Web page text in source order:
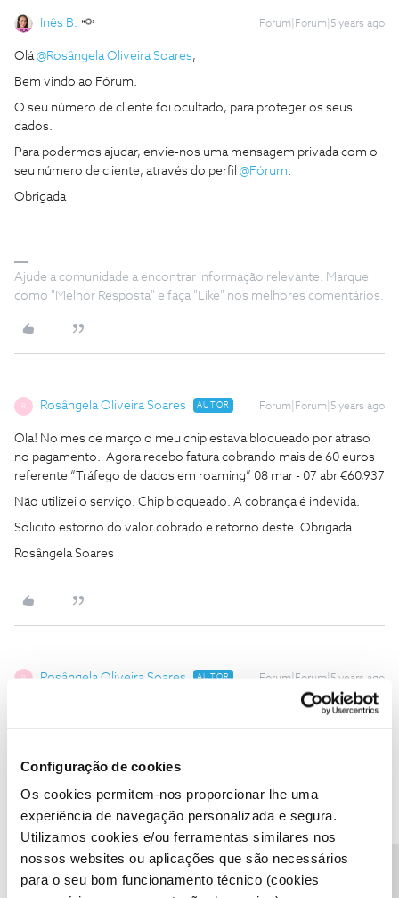
Configuração de cookies
Os cookies permitem-nos proporcionar lhe uma
experiência de navegação personalizada e segura.
Utilizamos cookies e/ou ferramentas similares nos
nossos websites ou aplicações que são necessários
para o seu bom funcionamento técnico (cookies
Inês B. Forum|Forum|5 years ago
Olá@Rosângela Oliveira Soares,
Bem vindo ao Fórum.
O seu número de cliente foi ocultado, para proteger os seus
dados.
Para podermos ajudar, envie-nos uma mensagem privada com o
seu número de cliente, através do perfil @Fórum.
Obrigada
Ajude a comunidade a encontrar informação relevante. Marque
como "Melhor Resposta" e faça "Like" nos melhores comentários.
R Rosângela Oliveira Soares AUTOR Forum|Forum|5 years ago
Ola! No mes de março o meu chip estava bloqueado por atraso
no pagamento. Agora recebo fatura cobrando mais de 60 euros
referente “Tráfego de dados em roaming” 08 mar - 07 abr €60,937
Não utilizei o serviço. Chip bloqueado. A cobrança é indevida.
Solicito estorno do valor cobrado e retorno deste. Obrigada.
Rosângela Soares
R Rosângela Oliveira Soares AUTOR Forum|Forum|5 years ago
Ola! No mes de março o meu chip estava bloqueado por atraso
Não utilizei o serviço. Chip bloqueado. A cobrança é indevida.
Solicito estorno do valor cobrado e retorno deste. Obrigada.
Rosângela Soares - 93xxxxxxxx - NIF 29xxxxxxx